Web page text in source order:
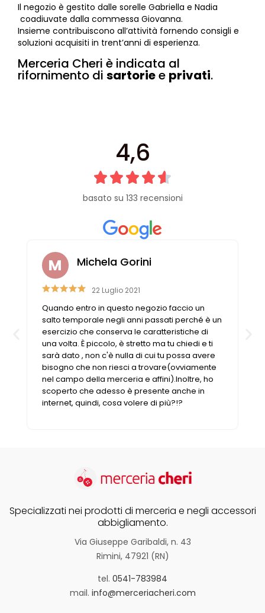
Quadri Mezzo Punto (92)
Canovacci Completi di Filati e Ago (24)
Sciarpe (8)
Swarovski (2)
Il negozio è gestito dalle sorelle Gabriella e Nadia
coadiuvate dalla commessa Giovanna.
Insieme contribuiscono all’attività fornendo consigli e
soluzioni acquisiti in trent’anni di esperienza.
Merceria Cheri è indicata al
rifornimento di sartoriee privati.
4,6
basato su 133 recensioni
Michela Gorini
22 Luglio 2021
Quando entro in questo negozio faccio un
salto temporale negli anni passati perché è un
esercizio che conserva le caratteristiche di
una volta. È piccolo, è stretto ma tu chiedi e ti
sarà dato , non c'è nulla di cui tu possa avere
bisogno che non riesci a trovare(ovviamente
nel campo della merceria e affini).Inoltre, ho
scoperto che adesso è presente anche in
internet, quindi, cosa volere di più?!?
Specializzati nei prodotti di merceria e negli accessori
abbigliamento.
Via Giuseppe Garibaldi, n. 43
Rimini, 47921 (RN)
tel. 0541-783984
mail. info@merceriacheri.com